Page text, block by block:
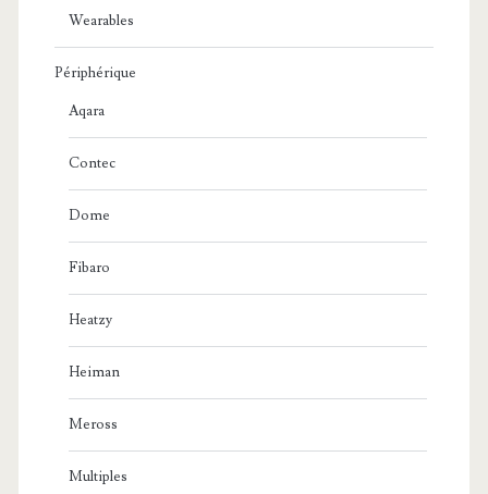
Wearables
Périphérique
Aqara
Contec
Dome
Fibaro
Heatzy
Heiman
Meross
Multiples